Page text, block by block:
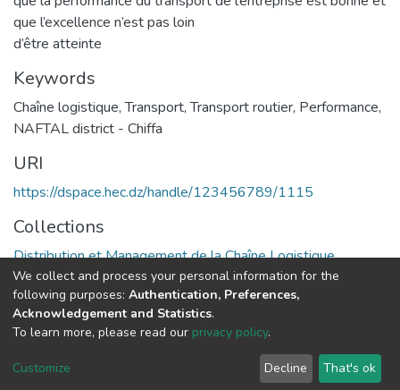
que l’excellence n’est pas loin
d’être atteinte
Keywords
Chaîne logistique,Transport,Transport routier, Performance,
NAFTAL district - Chiffa
URI
https://dspace.hec.dz/handle/123456789/1115
Collections
Distribution et Management de la Chaîne Logistique
Full item page
DSpace software copyright © 2002-2026
Cookie
End User
Agreement
Send
Feedback
We collect and process your personal information for the
following purposes: Authentication, Preferences,
Acknowledgement and Statistics.
To learn more, please read our privacy policy.
Customize Decline That's ok